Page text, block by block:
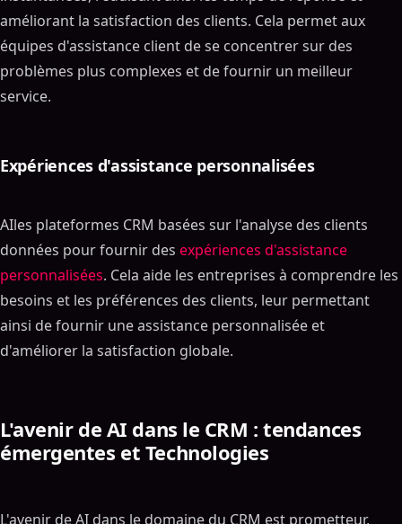
améliorant la satisfaction des clients. Cela permet aux
équipes d'assistance client de se concentrer sur des
problèmes plus complexes et de fournir un meilleur
service.
Expériences d'assistance personnalisées
AIles plateformes CRM basées sur l'analyse des clients
données pour fournir des expériences d'assistance
personnalisées. Cela aide les entreprises à comprendre les
besoins et les préférences des clients, leur permettant
ainsi de fournir une assistance personnalisée et
d'améliorer la satisfaction globale.
L'avenir de AI dans le CRM : tendances
émergentes et Technologies
L'avenir de AI dans le domaine du CRM est prometteur,